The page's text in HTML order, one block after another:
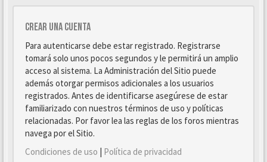
Crear una cuenta
Para autenticarse debe estar registrado. Registrarse
tomará solo unos pocos segundos y le permitirá un amplio
acceso al sistema. La Administración del Sitio puede
además otorgar permisos adicionales a los usuarios
registrados. Antes de identificarse asegúrese de estar
familiarizado con nuestros términos de uso y políticas
relacionadas. Por favor lea las reglas de los foros mientras
navega por el Sitio.
Condiciones de uso | Política de privacidad